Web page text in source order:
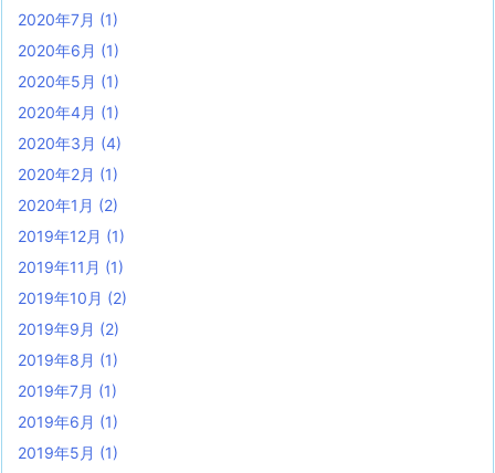
2020年7月 (1)
2020年6月 (1)
2020年5月 (1)
2020年4月 (1)
2020年3月 (4)
2020年2月 (1)
2020年1月 (2)
2019年12月 (1)
2019年11月 (1)
2019年10月 (2)
2019年9月 (2)
2019年8月 (1)
2019年7月 (1)
2019年6月 (1)
2019年5月 (1)